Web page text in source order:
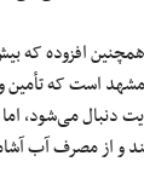
است که تأمین و
دنبال می‌شود،
و از مصرف آب